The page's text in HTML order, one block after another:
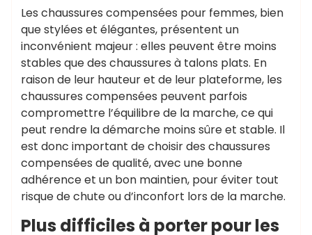
Les chaussures compensées pour femmes, bien
que stylées et élégantes, présentent un
inconvénient majeur : elles peuvent être moins
stables que des chaussures à talons plats. En
raison de leur hauteur et de leur plateforme, les
chaussures compensées peuvent parfois
compromettre l’équilibre de la marche, ce qui
peut rendre la démarche moins sûre et stable. Il
est donc important de choisir des chaussures
compensées de qualité, avec une bonne
adhérence et un bon maintien, pour éviter tout
risque de chute ou d’inconfort lors de la marche.
Plus difficiles à porter pour les